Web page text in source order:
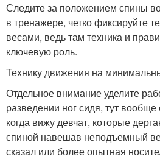
Следите за положением спины
в тренажере, четко фиксируйте
весами, ведь там техника и
ключевую роль.
Технику движения на
Отдельное внимание уделите
разведении ног сидя, тут
когда вижу девчат, которые
спиной навешав неподъемный
сказал или более опытная